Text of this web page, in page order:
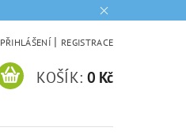
PŘIHLÁŠENÍ | REGISTRACE
KOŠÍK: 0 Kč